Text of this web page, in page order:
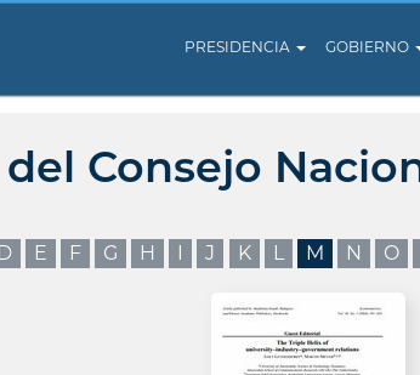
PRESIDENCIA GOBIERNO
Consejo
D E F G H I J K L M N O